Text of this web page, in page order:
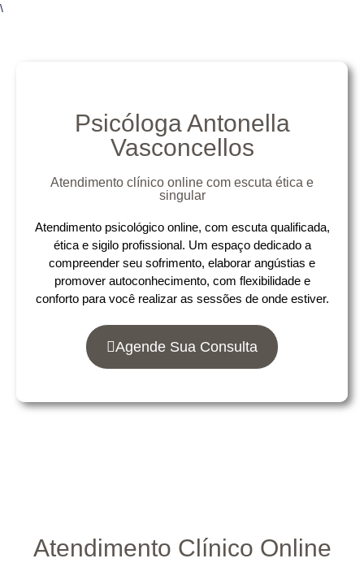
\
Psicóloga Antonella
Vasconcellos
Atendimento clínico online com escuta ética e
singular
Atendimento psicológico online, com escuta qualificada,
ética e sigilo profissional. Um espaço dedicado a
compreender seu sofrimento, elaborar angústias e
promover autoconhecimento, com flexibilidade e
conforto para você realizar as sessões de onde estiver.
Agende Sua Consulta
Atendimento Clínico Online